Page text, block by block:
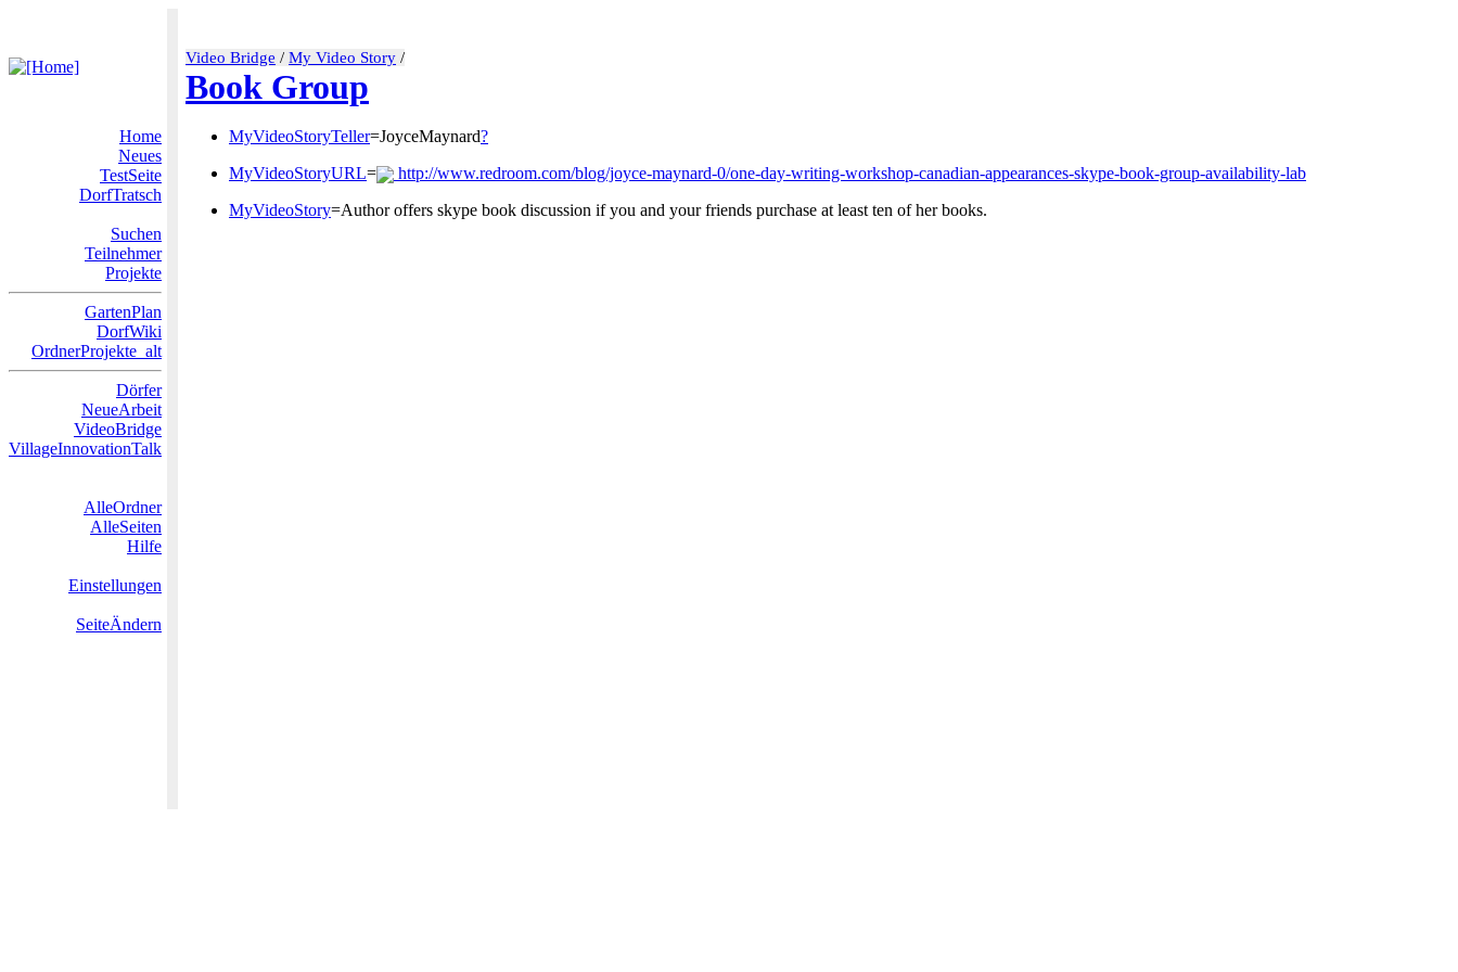
Video Bridge / My Video Story /
Book Group
Home
Neues
TestSeite
DorfTratsch
Suchen
Teilnehmer
Projekte
GartenPlan
DorfWiki
OrdnerProjekte_alt
Dörfer
NeueArbeit
VideoBridge
VillageInnovationTalk
AlleOrdner
AlleSeiten
Hilfe
Einstellungen
SeiteÄndern
MyVideoStoryTeller=JoyceMaynard?
MyVideoStoryURL=
http://www.redroom.com/blog/joyce-maynard-0/one-day-writing-workshop-canadian-appearances-skype-book-group-availability-lab
MyVideoStory=Author offers skype book discussion if you and your friends purchase at least ten of her books.